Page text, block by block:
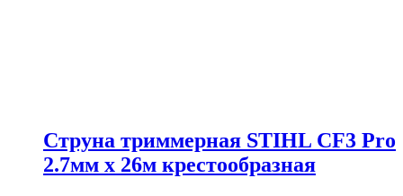
Струна триммерная STIHL CF3 Pro
2.7мм х 26м крестообразная